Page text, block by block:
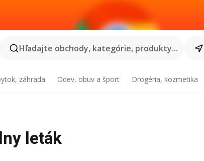
Hľadajte obchody, kategórie, produkty...
záhrada Odev, obuv a šport Drogéria, kozmetika
leták